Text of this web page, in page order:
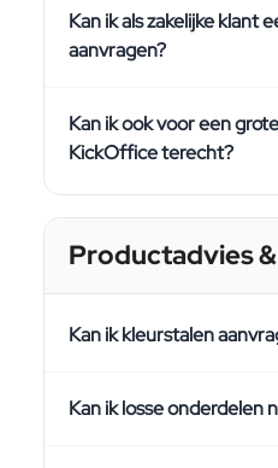
Kan ik als zakelijke klant
aanvragen?
Kan ik ook voor een
KickOffice terecht?
Productadvies
Kan ik kleurstalen
Kan ik losse onderdelen